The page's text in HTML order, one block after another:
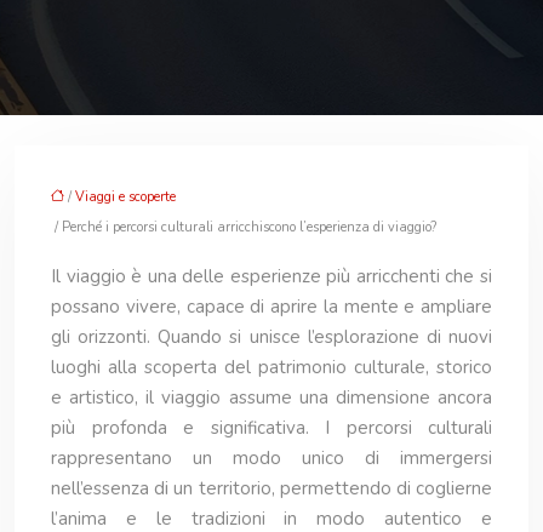
/ Viaggi e scoperte
/ Perché i percorsi culturali arricchiscono l’esperienza di viaggio?
Il viaggio è una delle esperienze più arricchenti che si
possano vivere, capace di aprire la mente e ampliare
gli orizzonti. Quando si unisce l’esplorazione di nuovi
luoghi alla scoperta del patrimonio culturale, storico
e artistico, il viaggio assume una dimensione ancora
più profonda e significativa. I percorsi culturali
rappresentano un modo unico di immergersi
nell’essenza di un territorio, permettendo di coglierne
l’anima e le tradizioni in modo autentico e